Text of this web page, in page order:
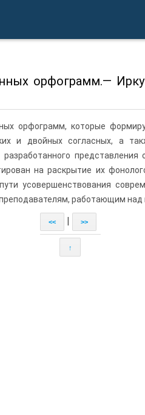
орфограмм.—
орфограмм, которые
и двойных согласных, а
на раскрытие их
усовершенствования
работающим
<< >>
↑